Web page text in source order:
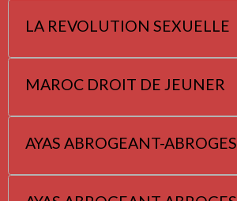
LA REVOLUTION SEXUELLE
MAROC DROIT DE JEUNER
AYAS ABROGEANT-ABROGES